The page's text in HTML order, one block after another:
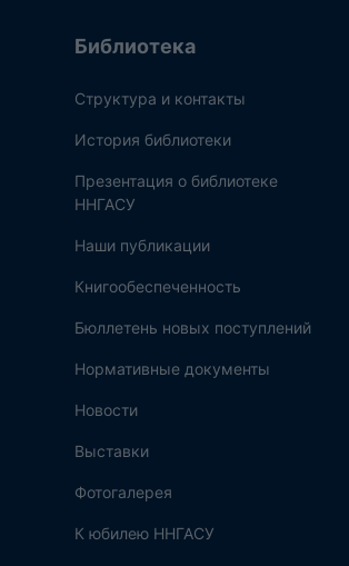
Библиотека
Структура и контакты
История библиотеки
Презентация о библиотеке
ННГАСУ
Наши публикации
Книгообеспеченность
Бюллетень новых поступлений
Нормативные документы
Новости
Выставки
Фотогалерея
К юбилею ННГАСУ